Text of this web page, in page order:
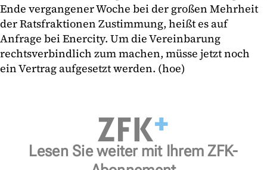
Ende vergangener Woche bei der großen Mehrheit
der Ratsfraktionen Zustimmung, heißt es auf
Anfrage bei Enercity. Um die Vereinbarung
rechtsverbindlich zum machen, müsse jetzt noch
ein Vertrag aufgesetzt werden. (hoe)
Lesen Sie weiter mit Ihrem ZFK-